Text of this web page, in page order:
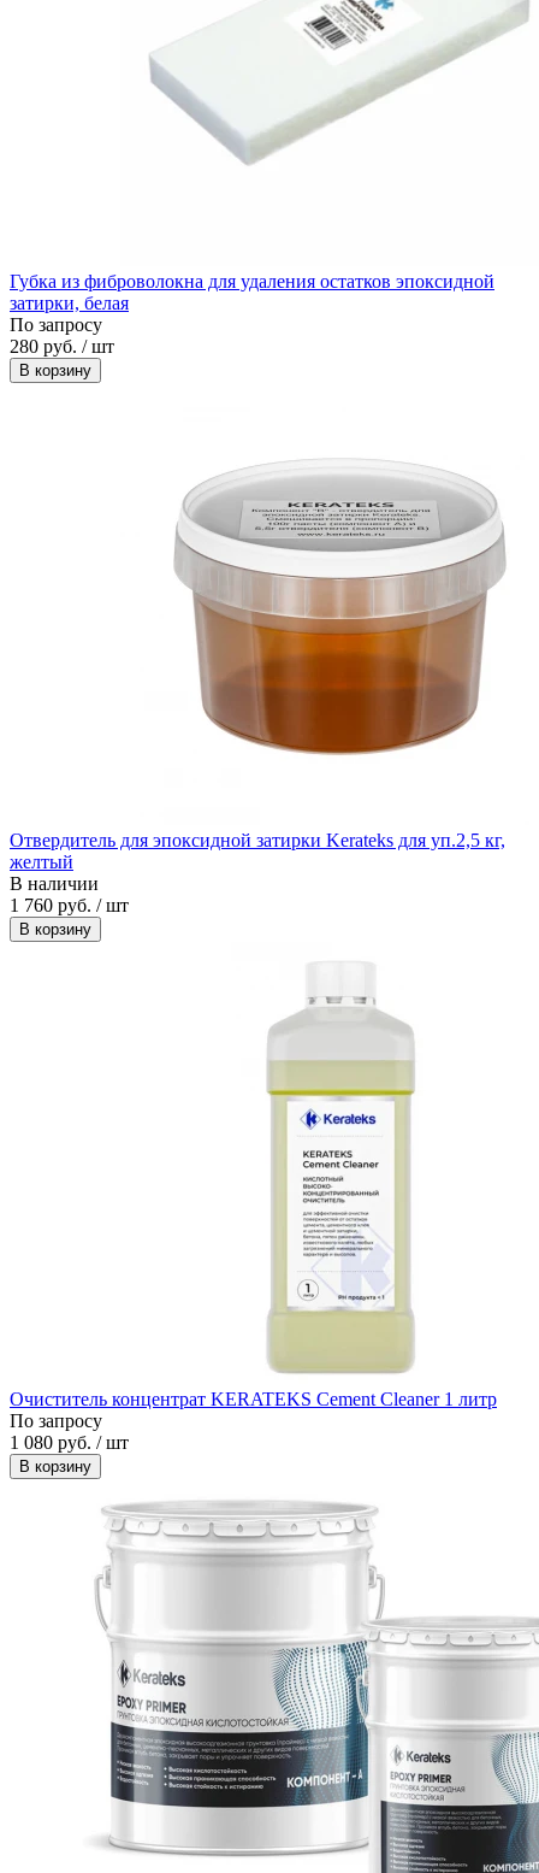
Губка из фиброволокна для удаления остатков эпоксидной
затирки, белая
По запросу
280 руб. / шт
В корзину
Отвердитель для эпоксидной затирки Kerateks для уп.2,5 кг,
желтый
В наличии
1 760 руб. / шт
В корзину
Очиститель концентрат KERATEKS Cement Cleaner 1 литр
По запросу
1 080 руб. / шт
В корзину